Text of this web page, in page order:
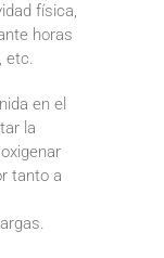
física,
horas
etc.
en el
la
tanto a